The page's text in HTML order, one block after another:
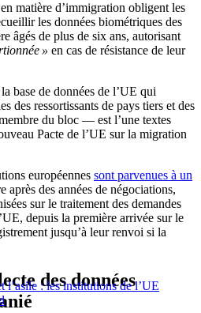
matière d’immigration obligent les
les données biométriques des
âgés de plus de six ans, autorisant
» en cas de résistance de leur
base de données de l’UE qui
des ressortissants de pays tiers et des
du bloc — est l’une textes
Pacte de l’UE sur la migration
européennes sont parvenues à un
après des années de négociations,
sur le traitement des demandes
depuis la première arrivée sur le
jusqu’à leur renvoi si la
l’asile : les institutions de l’UE
des données